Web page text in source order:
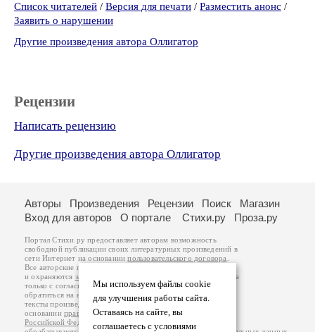
Список читателей / Версия для печати / Разместить анонс /
Заявить о нарушении
Другие произведения автора Оллигатор
Рецензии
Написать рецензию
Другие произведения автора Оллигатор
Мы используем файлы cookie
для улучшения работы сайта.
Оставаясь на сайте, вы
соглашаетесь с условиями
Авторы Произведения Рецензии Поиск
Магазин
Вход для авторов
О портале Стихи.ру Проза.ру
Портал Стихи.ру предоставляет авторам возможность
свободной публикации своих литературных произведений в
сети Интернет на основаниипользовательского договора
Все авторские права на произведения принадлежат авторам
и охраняются законом
. Перепечатка произведений возможна
только с согласия его автора, к которому вы можете
обратиться на его авторской странице. Ответственность за
тексты произведений авторы несут самостоятельно на
основанииправил публикацииизаконодательства
Российской Федерации